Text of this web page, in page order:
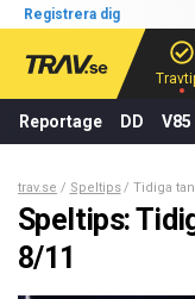
Registrera dig
Reportage DD V85
trav.se Speltips Tidiga
Speltips:
8/11